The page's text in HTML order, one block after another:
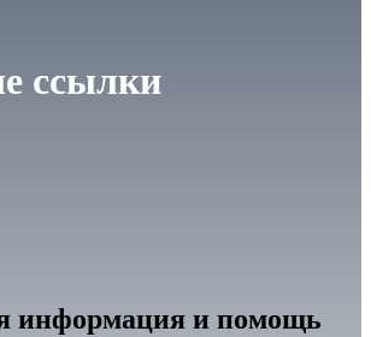
ссылки
информация и помощь